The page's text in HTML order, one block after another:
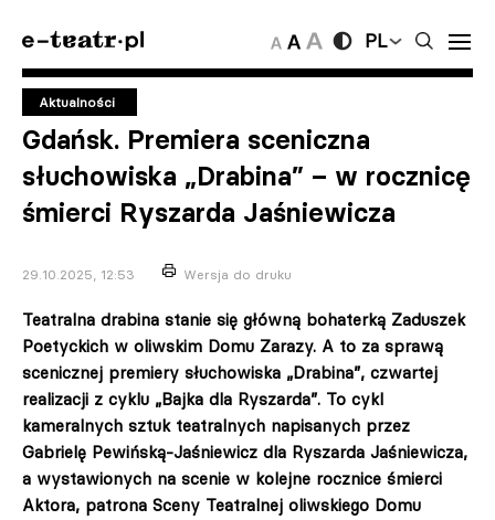
PL
Aktualności
Gdańsk. Premiera sceniczna
słuchowiska „Drabina” – w rocznicę
śmierci Ryszarda Jaśniewicza
29.10.2025, 12:53 Wersja do druku
Teatralna drabina stanie się główną bohaterką Zaduszek
Poetyckich w oliwskim Domu Zarazy. A to za sprawą
scenicznej premiery słuchowiska „Drabina”, czwartej
realizacji z cyklu „Bajka dla Ryszarda”. To cykl
kameralnych sztuk teatralnych napisanych przez
Gabrielę Pewińską-Jaśniewicz dla Ryszarda Jaśniewicza,
a wystawionych na scenie w kolejne rocznice śmierci
Aktora, patrona Sceny Teatralnej oliwskiego Domu